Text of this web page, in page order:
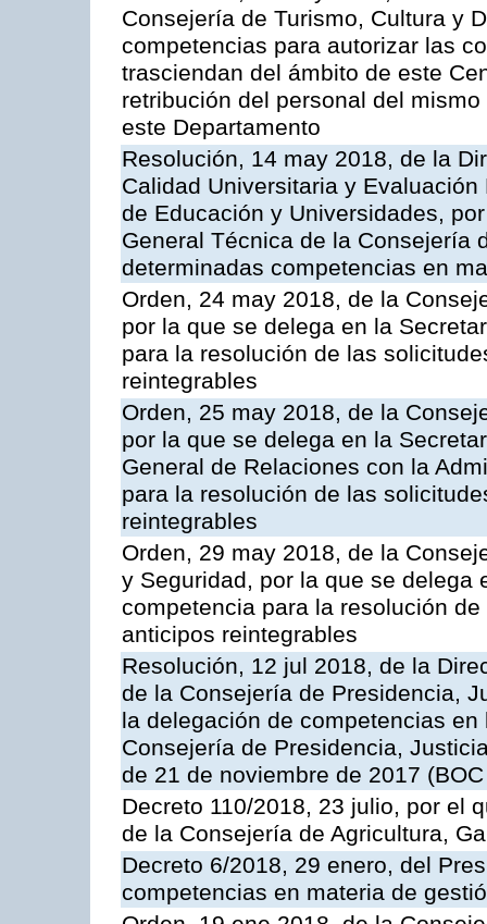
Consejería de Turismo, Cultura y
competencias para autorizar las
trasciendan del ámbito de este
retribución del personal del
este Departamento
Resolución, 14 may 2018, de la
Calidad Universitaria y
de Educación y Universidades,
General Técnica de la Consejería
determinadas competencias en
Orden, 24 may 2018, de la
por la que se delega en la
para la resolución de las
reintegrables
Orden, 25 may 2018, de la
por la que se delega en la
General de Relaciones con la
para la resolución de las
reintegrables
Orden, 29 may 2018, de la
y Seguridad, por la que se delega
competencia para la resolución
anticipos reintegrables
Resolución, 12 jul 2018, de la
de la Consejería de Presidencia,
la delegación de competencias
Consejería de Presidencia,
de 21 de noviembre de 2017
Decreto 110/2018, 23 julio, por el
de la Consejería de Agricultura,
Decreto 6/2018, 29 enero, del
competencias en materia de